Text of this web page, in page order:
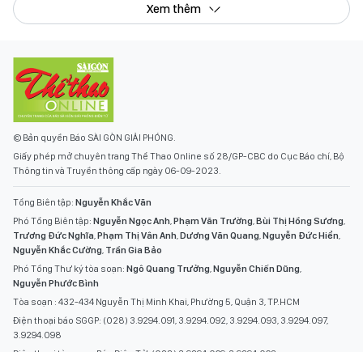
Xem thêm
© Bản quyền Báo SÀI GÒN GIẢI PHÓNG.
Giấy phép mở chuyên trang Thể Thao Online số 28/GP-CBC do Cục Báo chí, Bộ
Thông tin và Truyền thông cấp ngày 06-09-2023.
Tổng Biên tập: Nguyễn Khắc Văn
Phó Tổng Biên tập: Nguyễn Ngọc Anh Phạm Văn Trường Bùi Thị Hồng Sương
Trương Đức Nghĩa Phạm Thị Vân Anh Dương Văn Quang Nguyễn Đức Hiển
Nguyễn Khắc Cường Trần Gia Bảo
Phó Tổng Thư ký tòa soạn: Ngô Quang Trưởng Nguyễn Chiến Dũng
Nguyễn Phước Bình
Tòa soạn : 432-434 Nguyễn Thị Minh Khai, Phường 5, Quận 3, TP.HCM
Điện thoại báo SGGP: (028) 3.9294.091, 3.9294.092, 3.9294.093, 3.9294.097,
3.9294.098